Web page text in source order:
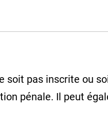
soit pas inscrite ou
pénale. Il peut